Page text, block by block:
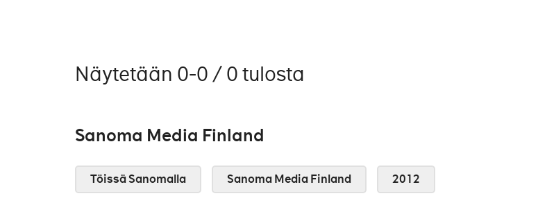
Näytetään 0-0 / 0 tulosta
Sanoma Media Finland
Töissä Sanomalla Sanoma Media Finland 2012